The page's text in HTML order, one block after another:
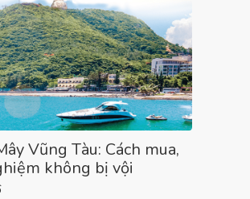
Vũng Tàu: Cách mua,
không bị vội